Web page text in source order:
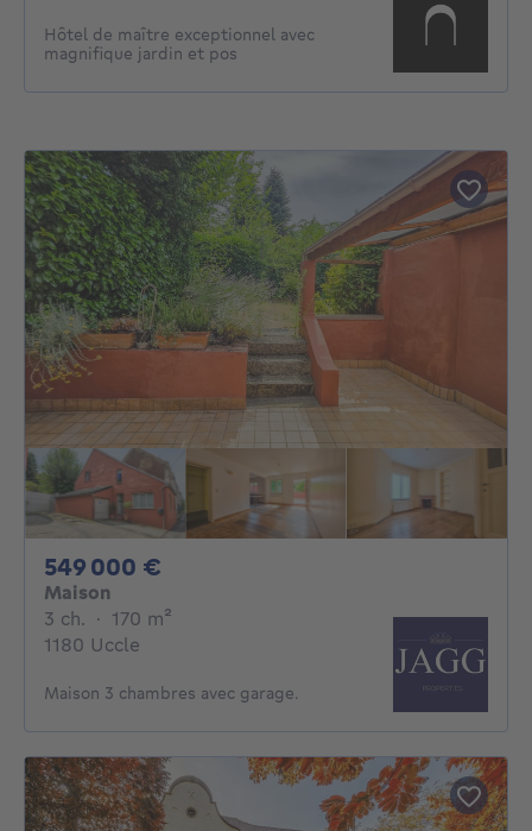
Hôtel de maître exceptionnel avec
magnifique jardin et pos
549 000 €
Maison
3 ch. 3 chambres
· 170 m²
1180 Uccle
Maison 3 chambres avec garage.